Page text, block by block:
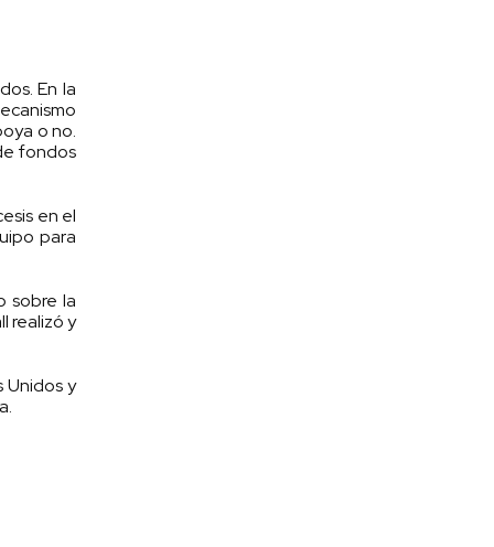
En la
o no.
fondos
en el
para
sobre la
realizó y
Unidos y